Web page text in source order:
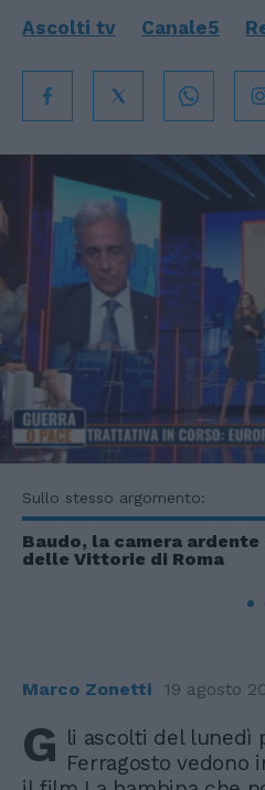
Ascolti tv Canale5
Sullo stesso argomento:
Baudo, la camera
delle Vittorie di Roma
Marco Zonetti 19 agosto
G li ascolti del lunedì
Ferragosto vedono